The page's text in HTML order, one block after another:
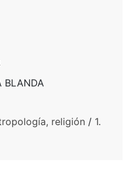
BLANDA
religión / 1.